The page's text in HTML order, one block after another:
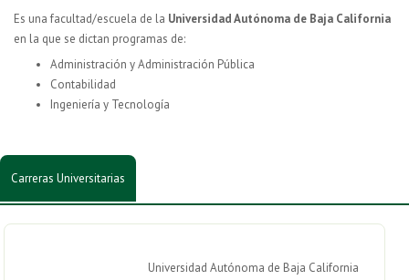
Es una facultad/escuela de la Universidad Autónoma de Baja California
en la que se dictan programas de:
Administración y Administración Pública
Contabilidad
Ingeniería y Tecnología
Carreras Universitarias
Universidad Autónoma de Baja California